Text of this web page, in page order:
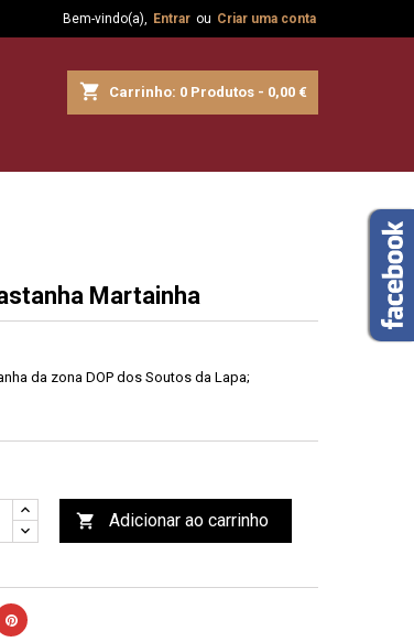
Bem-vindo(a), Entrar ou Criar uma conta
shopping_cart Carrinho: 0 Produtos - 0,00 €
Martainha
da zona DOP dos Soutos da Lapa;
 Adicionar ao carrinho